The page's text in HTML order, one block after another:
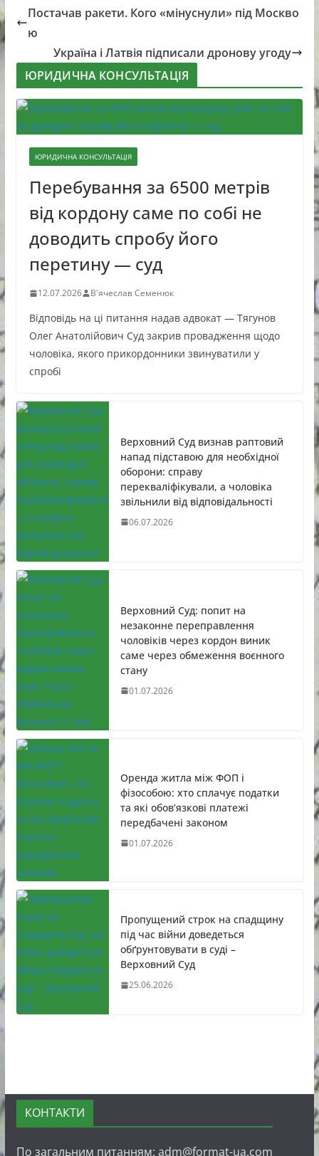
Постачав ракети. Кого «мінуснули» під Москво
ю
Україна і Латвія підписали дронову угоду
ЮРИДИЧНА КОНСУЛЬТАЦІЯ
ЮРИДИЧНА КОНСУЛЬТАЦІЯ
Перебування за 6500 метрів
від кордону саме по собі не
доводить спробу його
перетину — суд
12.07.2026 В'ячеслав Семенюк
Відповідь на ці питання надав адвокат — Тягунов
Олег Анатолійович Суд закрив провадження щодо
чоловіка, якого прикордонники звинуватили у
спробі
Верховний Суд визнав раптовий
напад підставою для необхідної
оборони: справу
перекваліфікували, а чоловіка
звільнили від відповідальності
06.07.2026
Верховний Суд: попит на
незаконне переправлення
чоловіків через кордон виник
саме через обмеження воєнного
стану
01.07.2026
Оренда житла між ФОП і
фізособою: хто сплачує податки
та які обов’язкові платежі
передбачені законом
01.07.2026
Пропущений строк на спадщину
під час війни доведеться
обґрунтовувати в суді –
Верховний Суд
25.06.2026
КОНТАКТИ
По загальним питанням: adm@format-ua.com